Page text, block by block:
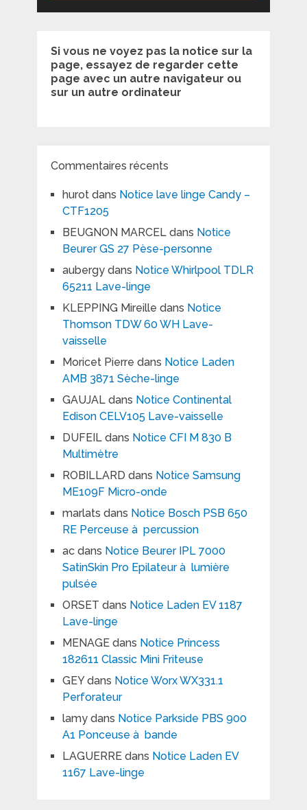
Si vous ne voyez pas la notice sur la
page, essayez de regarder cette
page avec un autre navigateur ou
sur un autre ordinateur
Commentaires récents
hurotdans Notice lave linge Candy –
CTF1205
BEUGNON MARCELdans Notice
Beurer GS 27 Pèse-personne
aubergydans Notice Whirlpool TDLR
65211 Lave-linge
KLEPPING Mireille dans Notice
Thomson TDW 60 WH Lave-
vaisselle
Moricet Pierre dans Notice Laden
AMB 3871 Sèche-linge
GAUJALdans Notice Continental
Edison CELV105 Lave-vaisselle
DUFEILdans Notice CFI M 830 B
Multimètre
ROBILLARD dans Notice Samsung
ME109F Micro-onde
marlats dans Notice Bosch PSB 650
RE Perceuse à percussion
acdans Notice Beurer IPL 7000
SatinSkin Pro Epilateur à lumière
pulsée
ORSET dans Notice Laden EV 1187
Lave-linge
MENAGEdans Notice Princess
182611 Classic Mini Friteuse
GEYdans Notice Worx WX331.1
Perforateur
lamydans Notice Parkside PBS 900
A1 Ponceuse à bande
LAGUERREdans Notice Laden EV
1167 Lave-linge